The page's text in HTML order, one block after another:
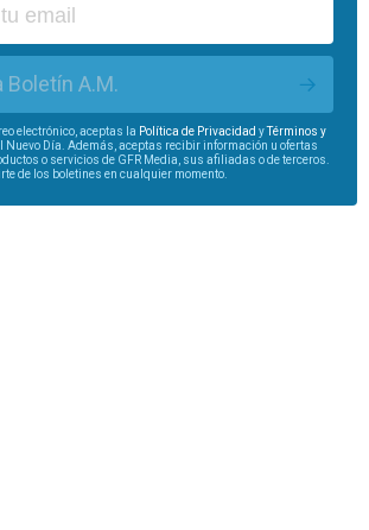
Boletín A.M.
electrónico, aceptas la Política de Privacidad yTérminos y
Nuevo Día. Además, aceptas recibir información u ofertas
o servicios de GFR Media, sus afiliadas o de terceros.
de los boletines en cualquier momento.